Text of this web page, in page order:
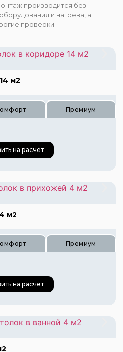
производится без
и нагрева, а
проверки.
м2
Премиум
на расчет
м2
Премиум
на расчет